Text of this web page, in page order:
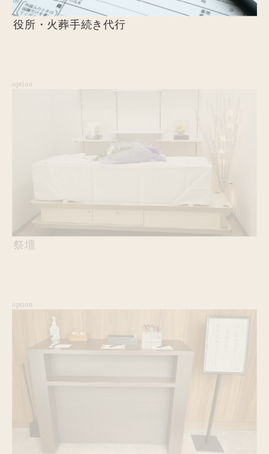
役所・火葬手続き代行
option
祭壇
option